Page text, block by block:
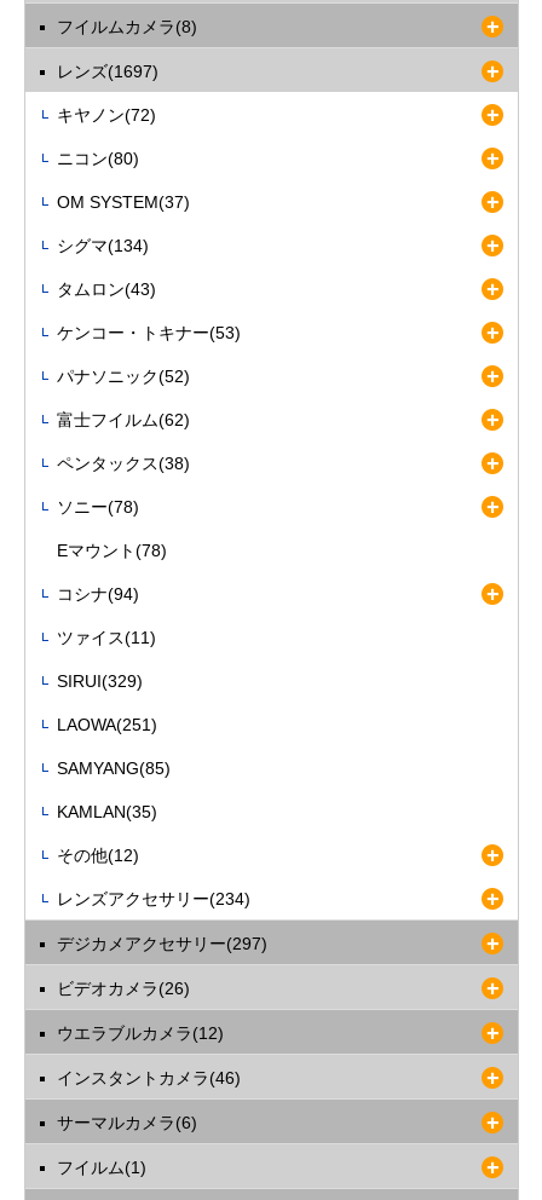
フイルムカメラ(8)
レンズ(1697)
キヤノン(72)
ニコン(80)
OM SYSTEM(37)
シグマ(134)
タムロン(43)
ケンコー・トキナー(53)
パナソニック(52)
富士フイルム(62)
ペンタックス(38)
ソニー(78)
Eマウント(78)
コシナ(94)
ツァイス(11)
SIRUI(329)
LAOWA(251)
SAMYANG(85)
KAMLAN(35)
その他(12)
レンズアクセサリー(234)
デジカメアクセサリー(297)
ビデオカメラ(26)
ウエラブルカメラ(12)
インスタントカメラ(46)
サーマルカメラ(6)
フイルム(1)